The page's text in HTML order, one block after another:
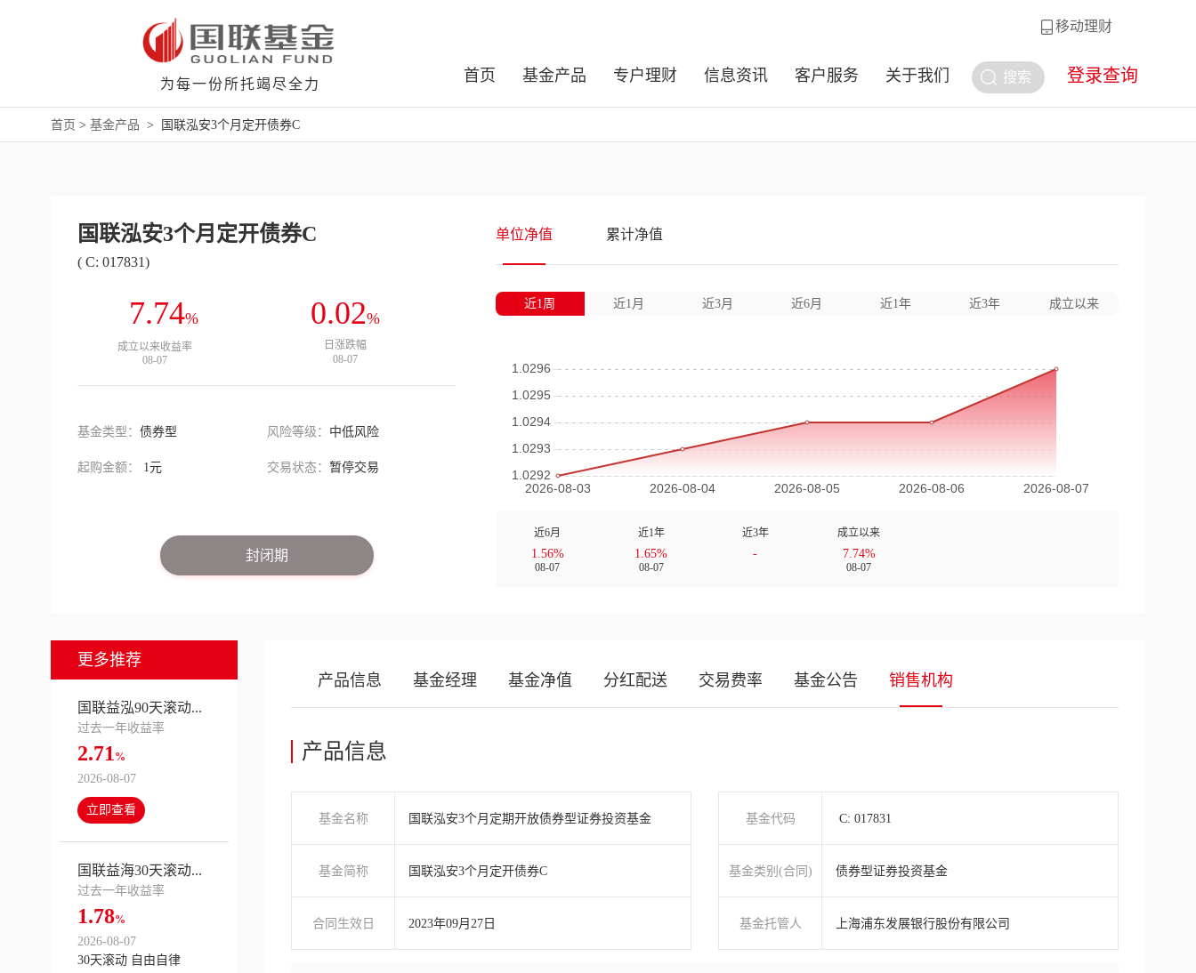
移动理财
为每一份所托竭尽全力 搜索 登录查询
首页 基金产品 专户理财 信息资讯 客户服务 关于我们
首页 > 基金产品 > 国联泓安3个月定开债券C
国联泓安3个月定开债券C
( C: 017831)
7.74%
成立以来收益率
08-07
0.02%
日涨跌幅
08-07
基金类型： 债券型 风险等级： 中低风险
起购金额： 1元 交易状态： 暂停交易
封闭期
单位净值 累计净值
近1周 近1月 近3月 近6月 近1年 近3年 成立以来
近6月
1.56%
08-07
近1年
1.65%
08-07
近3年
-
成立以来
7.74%
08-07
更多推荐
国联益泓90天滚动...
过去一年收益率
2.71 %
2026-08-07
立即查看
国联益海30天滚动...
过去一年收益率
1.78%
2026-08-07
30天滚动 自由自律
产品信息 基金经理 基金净值 分红配送 交易费率 基金公告 销售机构
产品信息
基金名称 国联泓安3个月定期开放债券型证券投资基金
基金简称 国联泓安3个月定开债券C
合同生效日 2023年09月27日
基金代码 C: 017831
基金类别(合同) 债券型证券投资基金
基金托管人 上海浦东发展银行股份有限公司